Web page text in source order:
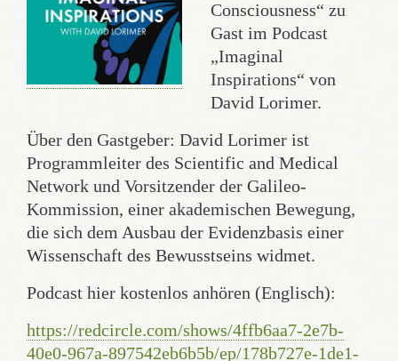
Consciousness“ zu
Gast im Podcast
„Imaginal
Inspirations“ von
David Lorimer.
Über den Gastgeber: David Lorimer ist
Programmleiter des Scientific and Medical
Network und Vorsitzender der Galileo-
Kommission, einer akademischen Bewegung,
die sich dem Ausbau der Evidenzbasis einer
Wissenschaft des Bewusstseins widmet.
Podcast hier kostenlos anhören (Englisch):
https://redcircle.com/shows/4ffb6aa7-2e7b-
40e0-967a-897542eb6b5b/ep/178b727e-1de1-